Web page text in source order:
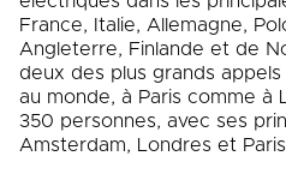
France, Italie, Allemagne,
Angleterre, Finlande et de
deux des plus grands
au monde, à Paris comme à
350 personnes, avec ses
Amsterdam, Londres et